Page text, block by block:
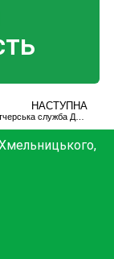
НАСТУПНА